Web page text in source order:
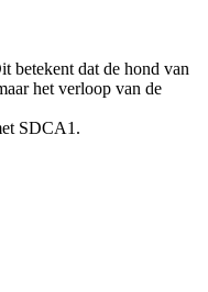
betekent dat de hond van
het verloop van de
SDCA1.